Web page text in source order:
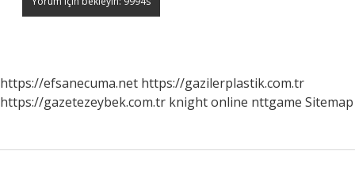
https://efsanecuma.net https://gazilerplastik.com.tr
https://gazetezeybek.com.tr knight online nttgame Sitemap